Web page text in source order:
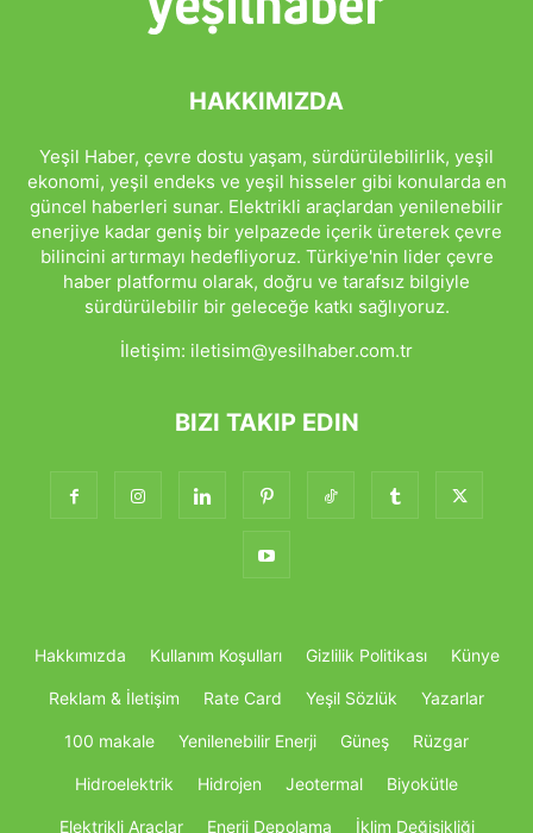
HAKKIMIZDA
Yeşil Haber, çevre dostu yaşam, sürdürülebilirlik, yeşil
ekonomi, yeşil endeks ve yeşil hisseler gibi konularda en
güncel haberleri sunar. Elektrikli araçlardan yenilenebilir
enerjiye kadar geniş bir yelpazede içerik üreterek çevre
bilincini artırmayı hedefliyoruz. Türkiye'nin lider çevre
haber platformu olarak, doğru ve tarafsız bilgiyle
sürdürülebilir bir geleceğe katkı sağlıyoruz.
İletişim: iletisim@yesilhaber.com.tr
BIZI TAKIP EDIN
Hakkımızda Kullanım Koşulları Gizlilik Politikası Künye
Reklam & İletişim Rate Card Yeşil Sözlük Yazarlar
100 makale Yenilenebilir Enerji Güneş Rüzgar
Hidroelektrik Hidrojen Jeotermal Biyokütle
Elektrikli Araçlar Enerji Depolama İklim Değişikliği